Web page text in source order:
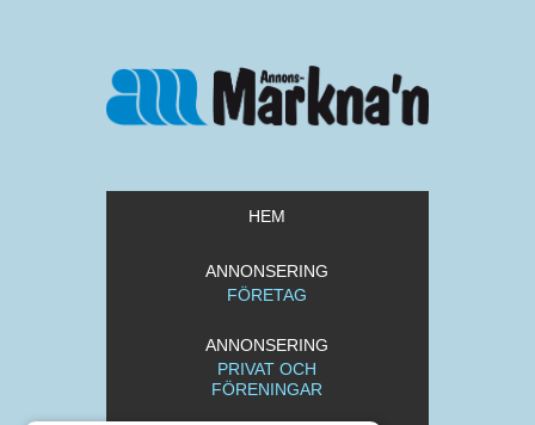
HEM
ANNONSERING
FÖRETAG
ANNONSERING
PRIVAT OCH
FÖRENINGAR